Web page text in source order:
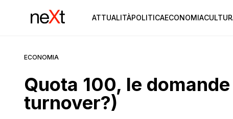
ATTUALITÀPOLITICAECONOMIA
ECONOMIA
Quota 100, le
turnover?)